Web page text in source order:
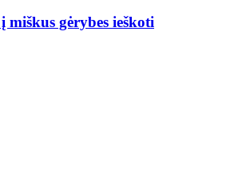
miškus gėrybes ieškoti